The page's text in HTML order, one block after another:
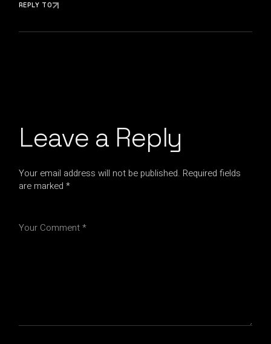
REPLY TO
Leave a Reply
Your email address will not be published. Required fields
are marked*
Your Comment *